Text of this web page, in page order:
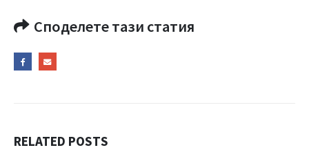
Споделете тази статия
RELATED POSTS